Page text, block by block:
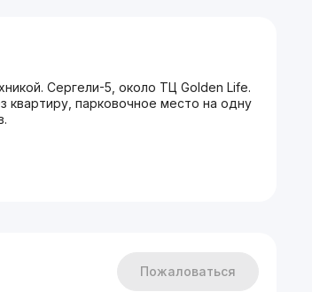
Сергели-5, около ТЦ Golden Life.
квартиру, парковочное место на одну
Пожаловаться